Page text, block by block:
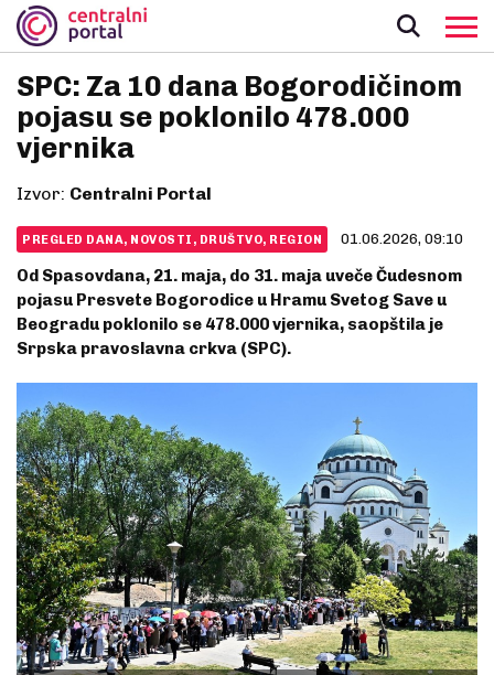
SPC: Za 10 dana Bogorodičinom
pojasu se poklonilo 478.000
vjernika
Izvor: Centralni Portal
PREGLED DANA, NOVOSTI, DRUŠTVO, REGION 01.06.2026, 09:10
Od Spasovdana, 21. maja, do 31. maja uveče Čudesnom
pojasu Presvete Bogorodice u Hramu Svetog Save u
Beogradu poklonilo se 478.000 vjernika, saopštila je
Srpska pravoslavna crkva (SPC).